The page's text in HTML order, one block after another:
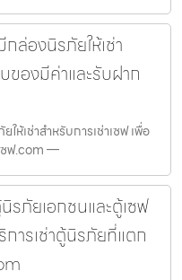
ล่องนิรภัยให้เช่า
ของมีค่าและรับฝาก
ห้เช่าสำหรับการเช่าเซฟ เพื่อ
ซฟ.com —
รภัยเอกชนและตู้เซฟ
การเช่าตู้นิรภัยที่แตก